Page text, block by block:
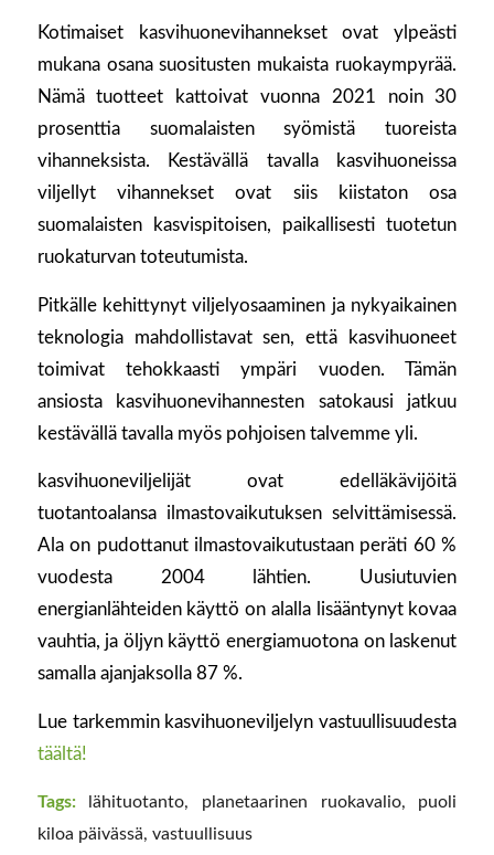
Kotimaiset kasvihuonevihannekset ovat ylpeästi
mukana osana suositusten mukaista ruokaympyrää.
Nämä tuotteet kattoivat vuonna 2021 noin 30
prosenttia suomalaisten syömistä tuoreista
vihanneksista. Kestävällä tavalla kasvihuoneissa
viljellyt vihannekset ovat siis kiistaton osa
suomalaisten kasvispitoisen, paikallisesti tuotetun
ruokaturvan toteutumista.
Pitkälle kehittynyt viljelyosaaminen ja nykyaikainen
teknologia mahdollistavat sen, että kasvihuoneet
toimivat tehokkaasti ympäri vuoden. Tämän
ansiosta kasvihuonevihannesten satokausi jatkuu
kestävällä tavalla myös pohjoisen talvemme yli.
kasvihuoneviljelijät ovat edelläkävijöitä
tuotantoalansa ilmastovaikutuksen selvittämisessä.
Ala on pudottanut ilmastovaikutustaan peräti 60 %
vuodesta 2004 lähtien. Uusiutuvien
energianlähteiden käyttö on alalla lisääntynyt kovaa
vauhtia, ja öljyn käyttö energiamuotona on laskenut
samalla ajanjaksolla 87 %.
Lue tarkemmin kasvihuoneviljelyn vastuullisuudesta
täältä!
Tags: lähituotanto, planetaarinen ruokavalio, puoli
kiloa päivässä, vastuullisuus